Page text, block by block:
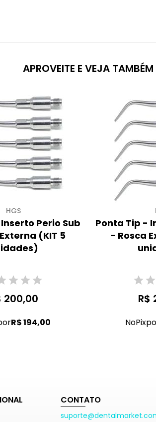
APROVEITE E VEJA TAMBÉM
HGS
Perio Sub
(KIT 5
200,00
R$ 194,00
Ponta Tip -
- Rosca
R$
NoPix
CONTATO